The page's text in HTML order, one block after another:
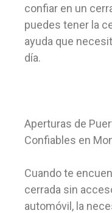
confiar en un
puedes tener la
ayuda que
día.
Aperturas de
Confiables en
Cuando te
cerrada sin
automóvil, la